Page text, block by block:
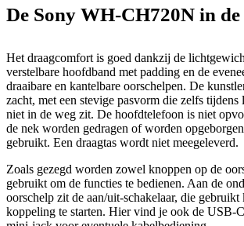
De Sony WH-CH720N in
Het draagcomfort is goed dankzij de
verstelbare hoofdband met padding en de
draaibare en kantelbare oorschelpen. De
zacht, met een stevige pasvorm die zelfs tijdens
niet in de weg zit. De hoofdtelefoon is niet
de nek worden gedragen of worden
gebruikt. Een draagtas wordt niet meegeleverd.
Zoals gezegd worden zowel knoppen op de
gebruikt om de functies te bedienen. Aan de
oorschelp zit de aan/uit-schakelaar, die
koppeling te starten. Hier vind je ook de USB-